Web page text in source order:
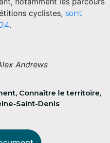
cyclistes, sont
.
Andrews
, Connaître le territoire,
Saint-Denis